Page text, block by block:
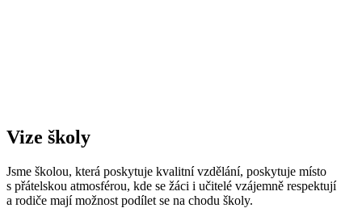
Vize školy
Jsme školou, která poskytuje kvalitní vzdělání, poskytuje místo
s přátelskou atmosférou, kde se žáci i učitelé vzájemně respektují
a rodiče mají možnost podílet se na chodu školy.